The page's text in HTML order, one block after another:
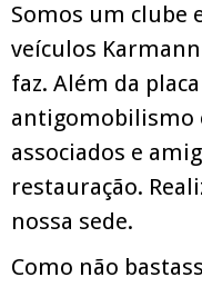
Somos um clube
veículos
faz. Além da
antigomobilismo
associados e
restauração.
nossa sede.
Como não